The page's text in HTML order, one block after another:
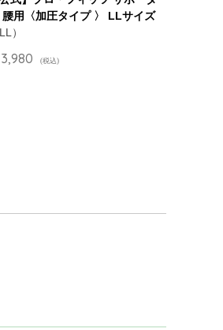
腰用〈加圧タイプ 〉 LLサイズ
）
3,980 (税込)